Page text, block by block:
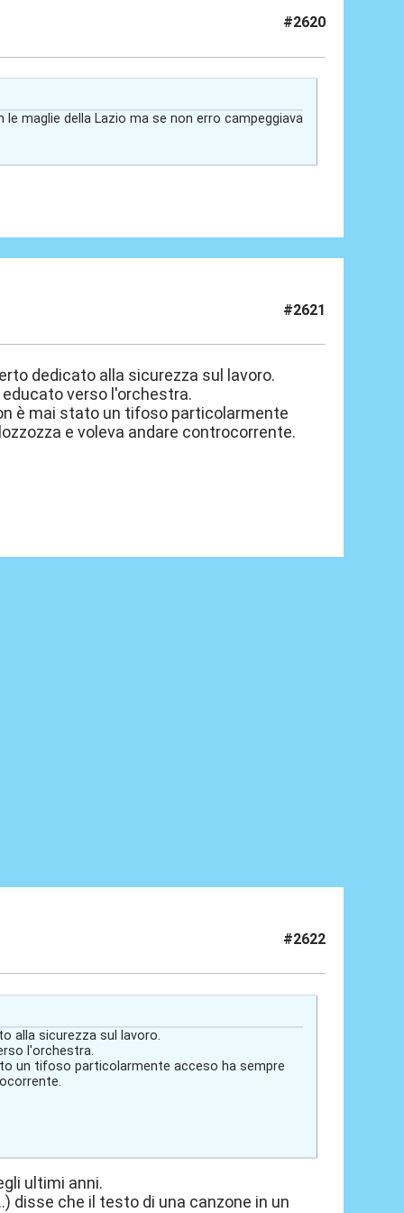
#2620
maglie della Lazio ma se non erro campeggiava
#2621
dedicato alla sicurezza sul lavoro.
verso l'orchestra.
è mai stato un tifoso particolarmente
e voleva andare controcorrente.
#2622
alla sicurezza sul lavoro.
l'orchestra.
un tifoso particolarmente acceso ha sempre
ultimi anni.
disse che il testo di una canzone in un